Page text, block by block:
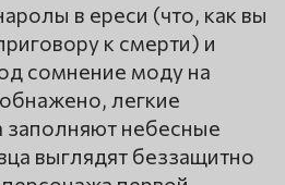
в ереси (что, как вы
к смерти) и
сомнение моду на
легкие
небесные
выглядят беззащитно